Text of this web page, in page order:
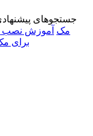
جستجوهای
برنامه‌های Adobe مک آموزش نصب
برای